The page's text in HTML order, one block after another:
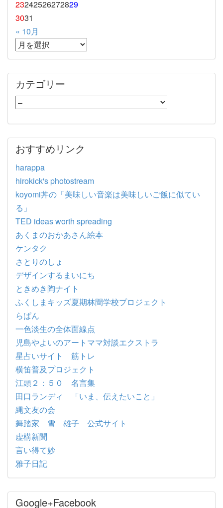
23242526272829
3031
« 10月
カテゴリー
おすすめリンク
harappa
hirokick's photostream
koyomi丼の「美味しい音楽は美味しいご飯に似てい
る」
TED ideas worth spreading
あくまのおかあさん絵本
ケンタク
さとりのしょ
デザインするまいにち
ときめき陶ナイト
ふくしまキッズ夏期林間学校プロジェクト
らぱん
一色淡生の全体面線点
児島やよいのアートママ対談エクストラ
星占いサイト 筋トレ
横笛普及プロジェクト
江頭２：５０ 名言集
田口ランディ 「いま、伝えたいこと」
縄文友の会
舞踏家 雪 雄子 公式サイト
虚構新聞
言い得て妙
雅子日記
Google+Facebook